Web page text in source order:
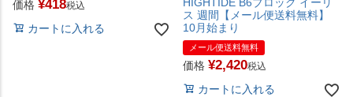
価格 ¥418税込
カートに入れる
HIGHTIDE B6ブロック イーリ
ス 週間【メール便送料無料】
10月始まり
メール便送料無料
価格 ¥2,420税込
カートに入れる